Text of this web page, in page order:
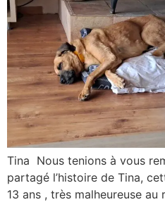
Tina Nous tenions à vous
partagé l’histoire de Tina,
13 ans , très malheureuse